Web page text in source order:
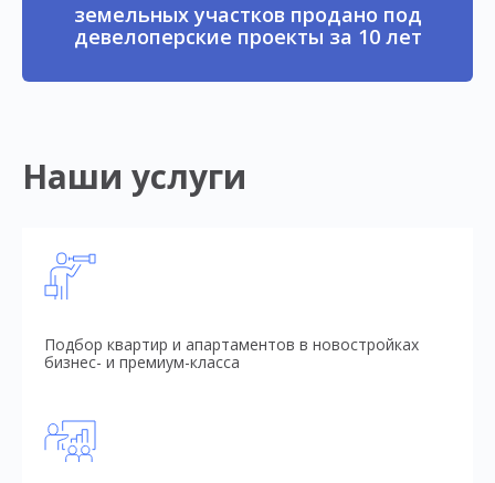
земельных участков продано под
девелоперские проекты за 10 лет
Наши услуги
Подбор квартир и апартаментов в новостройках
бизнес- и премиум-класса